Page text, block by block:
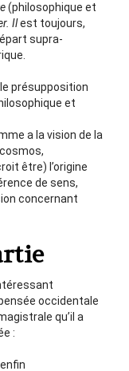
(philosophique et
Ilest toujours,
supra-
présupposition
et
a la vision de la
être) l’origine
de sens,
concernant
occidentale
qu’il a
: